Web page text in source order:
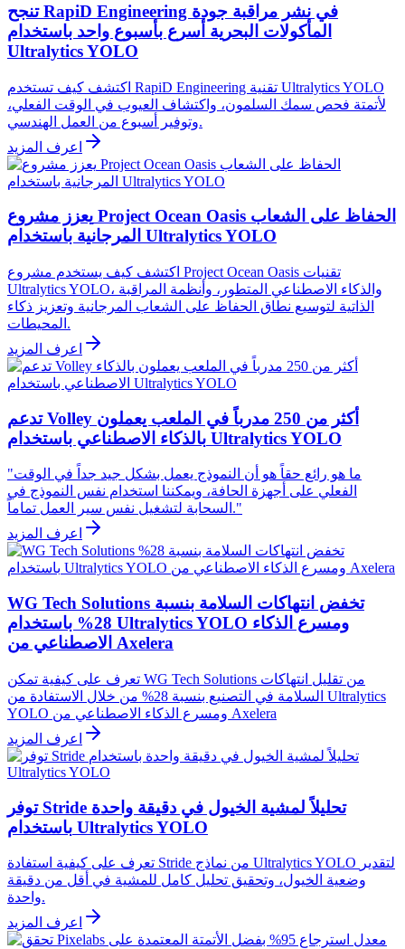
تنجح RapiD Engineering في نشر مراقبة جودة
المأكولات البحرية أسرع بأسبوع واحد باستخدام
Ultralytics YOLO
اكتشف كيف تستخدم RapiD Engineering تقنية Ultralytics YOLO
لأتمتة فحص سمك السلمون، واكتشاف العيوب في الوقت الفعلي،
وتوفير أسبوع من العمل الهندسي.
اعرف المزيد
يعزز مشروع Project Ocean Oasis الحفاظ على الشعاب
المرجانية باستخدام Ultralytics YOLO
اكتشف كيف يستخدم مشروع Project Ocean Oasis تقنيات
Ultralytics YOLO، والذكاء الاصطناعي المتطور، وأنظمة المراقبة
الذاتية لتوسيع نطاق الحفاظ على الشعاب المرجانية وتعزيز ذكاء
المحيطات.
اعرف المزيد
تدعم Volley أكثر من 250 مدرباً في الملعب يعملون
بالذكاء الاصطناعي باستخدام Ultralytics YOLO
"ما هو رائع حقاً هو أن النموذج يعمل بشكل جيد جداً في الوقت
الفعلي على أجهزة الحافة، ويمكننا استخدام نفس النموذج في
السحابة لتشغيل نفس سير العمل تماماً."
اعرف المزيد
WG Tech Solutions تخفض انتهاكات السلامة بنسبة
28% باستخدام Ultralytics YOLO ومسرع الذكاء
الاصطناعي من Axelera
تعرف على كيفية تمكن WG Tech Solutions من تقليل انتهاكات
السلامة في التصنيع بنسبة 28% من خلال الاستفادة من Ultralytics
YOLO ومسرع الذكاء الاصطناعي من Axelera
اعرف المزيد
توفر Stride تحليلاً لمشية الخيول في دقيقة واحدة
باستخدام Ultralytics YOLO
تعرف على كيفية استفادة Stride من نماذج Ultralytics YOLO لتقدير
وضعية الخيول، وتحقيق تحليل كامل للمشية في أقل من دقيقة
واحدة.
اعرف المزيد